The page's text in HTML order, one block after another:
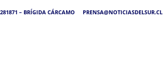
– BRÍGIDA CÁRCAMO
PRENSA@NOTICIASDELSUR.CL